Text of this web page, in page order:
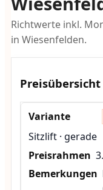
Richtwerte inkl.
in Wiesenfelden.
Preisübersicht
Sitzlift · gerade